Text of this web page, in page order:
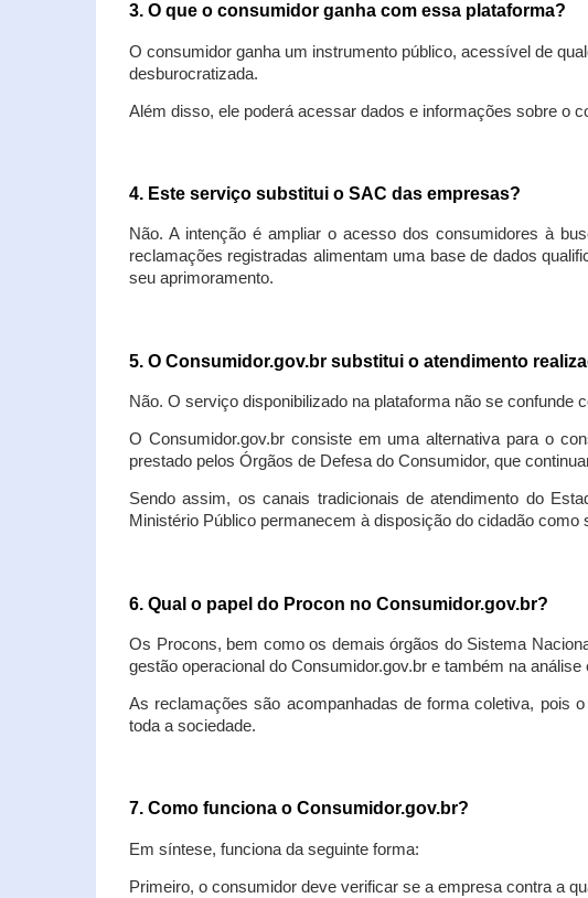
3. O que o consumidor ganha com essa plataforma?
O consumidor ganha um instrumento público, acessível de
desburocratizada.
Além disso, ele poderá acessar dados e informações sobre o
4. Este serviço substitui o SAC das empresas?
Não. A intenção é ampliar o acesso dos consumidores à
reclamações registradas alimentam uma base de dados
seu aprimoramento.
5. O Consumidor.gov.br substitui o atendimento
Não. O serviço disponibilizado na plataforma não se confunde
O Consumidor.gov.br consiste em uma alternativa para o
prestado pelos Órgãos de Defesa do Consumidor, que
Sendo assim, os canais tradicionais de atendimento do
Ministério Público permanecem à disposição do cidadão
6. Qual o papel do Procon no Consumidor.gov.br?
Os Procons, bem como os demais órgãos do Sistema
gestão operacional do Consumidor.gov.br e também na
As reclamações são acompanhadas de forma coletiva, pois
toda a sociedade.
7. Como funciona o Consumidor.gov.br?
Em síntese, funciona da seguinte forma:
Primeiro, o consumidor deve verificar se a empresa contra a